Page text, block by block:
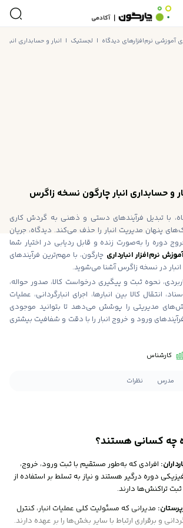
آموزشی نرم‌افزارهای دیدگاه | لجستیک | انبار و حسابداری انبار
و حسابداری انبار چارگون نسخه زاگرس
با تبدیل فرآیندهای دستی و ذهنی به گردش کاری
پنهان مدیریت انبار را حذف می‌کند. دیدگاه، جریان
دوره را به‌صورت زنده و قابل ردیابی در اختیار شما
نرم‌افزار انبارداری چارگون، با مهم‌ترین فرآیندهای
انبار در نسخه زاگرس آشنا می‌شوید.
نحوه ثبت و پیگیری درخواست کالا، صدور حواله،
انتقال کالا بین انبارها، اجرای انبارگردانی، عملیات
مدیریتی را پوشش می‌دهد تا بتوانید موجودی
ورود و خروج انبار را با دقت و شفافیت بیشتری
کارشناس
مدرس نظرات
چه کسانی هستند؟
افرادی که به‌طور مستقیم با ثبت ورود، خروج،
دوره درگیر هستند و نیاز به تسلط بر استفاده از
ثبت تراکنش‌ها دارند.
مدیرانی که مسئولیت کلی عملیات انبار، کنترل
و برقراری ارتباط با سایر بخش‌ها را بر عهده دارند.